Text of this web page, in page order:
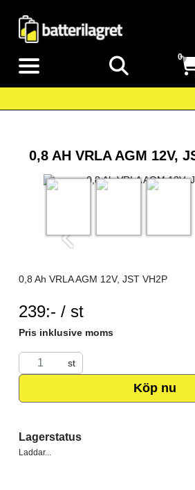
0
0,8 AH VRLA AGM 12V,
0,8 Ah VRLA AGM 12V, JST VH2P
239:- / stSEK per ST
Pris inklusive moms
st
Köp nu
Lagerstatus
Laddar...